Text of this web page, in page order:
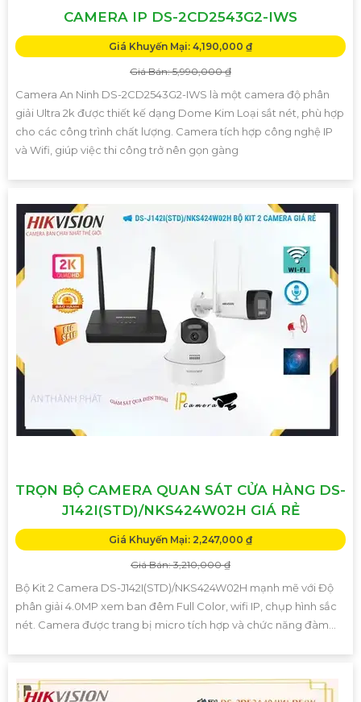
CAMERA IP DS-2CD2543G2-IWS
Giá Khuyến Mại: 4,190,000 ₫
Giá Bán: 5,990,000 ₫
Camera An Ninh DS-2CD2543G2-IWS là một camera độ phân
giải Ultra 2k được thiết kế dạng Dome Kim Loại sắt nét, phù hợp
cho các công trình chất lượng. Camera tích hợp công nghệ IP
và Wifi, giúp việc thi công trở nên gọn gàng
TRỌN BỘ CAMERA QUAN SÁT CỬA HÀNG DS-
J142I(STD)/NKS424W02H GIÁ RẺ
Giá Khuyến Mại: 2,247,000 ₫
Giá Bán: 3,210,000 ₫
Bộ Kit 2 Camera DS-J142I(STD)/NKS424W02H mạnh mẽ với Độ
phân giải 4.0MP xem ban đêm Full Color, wifi IP, chụp hình sắc
nét. Camera được trang bị micro tích hợp và chức năng đàm...